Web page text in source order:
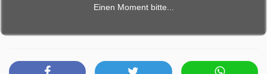
Andere Stücke sind weniger bekannt, günstiger und auch
zart. Wir zeigen, auf welche Side Cuts man den Metzger
will. Außerdem: Tolle Rezepte für Vorspeisen und
Einen Moment bitte...